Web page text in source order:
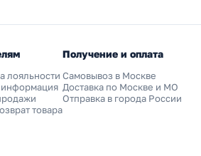
лояльности
товара
Получение и оплата
Самовывоз в Москве
Доставка по Москве и МО
Отправка в города России